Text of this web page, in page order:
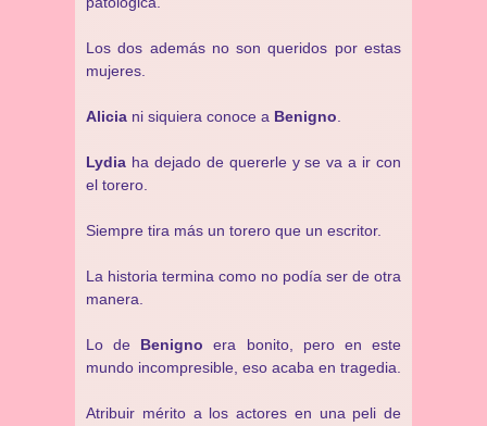
Los dos además no son queridos por estas
mujeres.
Alicia ni siquiera conoce a Benigno
Lydia ha dejado de quererle y se va a ir con
el torero.
Siempre tira más un torero que un escritor.
La historia termina como no podía ser de otra
manera.
Lo de Benigno era bonito, pero en este
mundo incompresible, eso acaba en tragedia.
Atribuir mérito a los actores en una peli de